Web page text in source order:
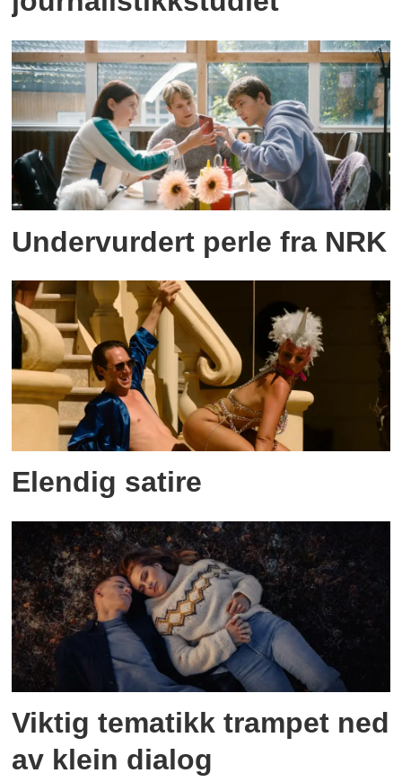
Undervurdert perle fra NRK
Elendig satire
Viktig tematikk trampet ned
av klein dialog